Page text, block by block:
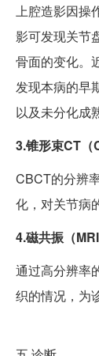
上腔造影因操
影可发现关节
骨面的变化。
发现本病的早
以及未分化成
3.锥形束CT（
CBCT的分辨
化，对关节病
4.磁共振（MRI
通过高分辨率
织的情况，为